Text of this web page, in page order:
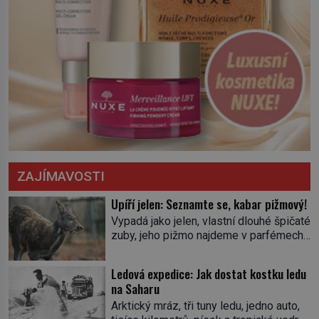
ZAJÍMAVOSTI
Upíří jelen: Seznamte se, kabar pižmový!
Vypadá jako jelen, vlastní dlouhé špičaté
zuby, jeho pižmo najdeme v parfémech
jediného zástupce zvířecí říše – kabara
pižmového. V Evropě ho jako první
popíše švédský botanik Carl Linné
Ledová expedice: Jak dostat kostku ledu
na Saharu
Arktický mráz, tři tuny ledu, jedno auto,